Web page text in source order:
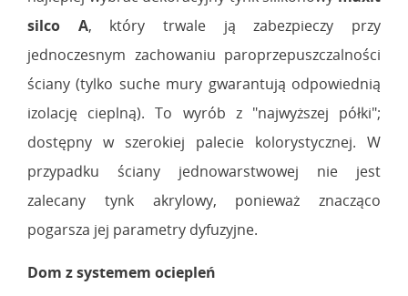
silco A, który trwale ją zabezpieczy przy
jednoczesnym zachowaniu paroprzepuszczalności
ściany (tylko suche mury gwarantują odpowiednią
izolację cieplną). To wyrób z "najwyższej półki";
dostępny w szerokiej palecie kolorystycznej. W
przypadku ściany jednowarstwowej nie jest
zalecany tynk akrylowy, ponieważ znacząco
pogarsza jej parametry dyfuzyjne.
Dom z systemem ociepleń